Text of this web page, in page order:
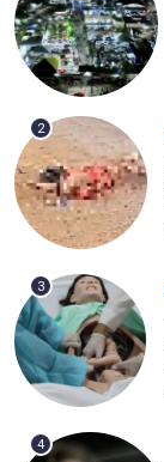
2
3
4